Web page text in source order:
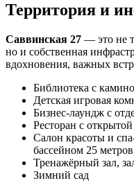
Территория и
Саввинская 27 — это не
но и собственная
вдохновения, важных
Библиотека с
Детская игровая
Бизнес-лаундж с
Ресторан с
Салон красоты и
бассейном 25 метров
Тренажёрный зал,
Зимний сад